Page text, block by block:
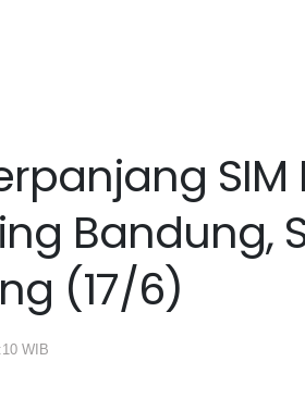
Bandung,
(17/6)
WIB